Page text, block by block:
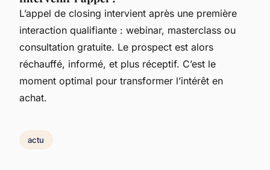
L’appel de closing intervient après une première
interaction qualifiante : webinar, masterclass ou
consultation gratuite. Le prospect est alors
réchauffé, informé, et plus réceptif. C’est le
moment optimal pour transformer l’intérêt en
achat.
actu